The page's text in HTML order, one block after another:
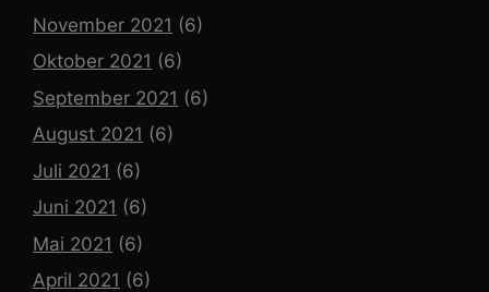
November 2021 (6)
Oktober 2021 (6)
September 2021 (6)
August 2021 (6)
Juli 2021 (6)
Juni 2021 (6)
Mai 2021 (6)
April 2021 (6)